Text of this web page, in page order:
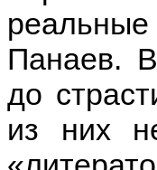
Панаев.
до
из них